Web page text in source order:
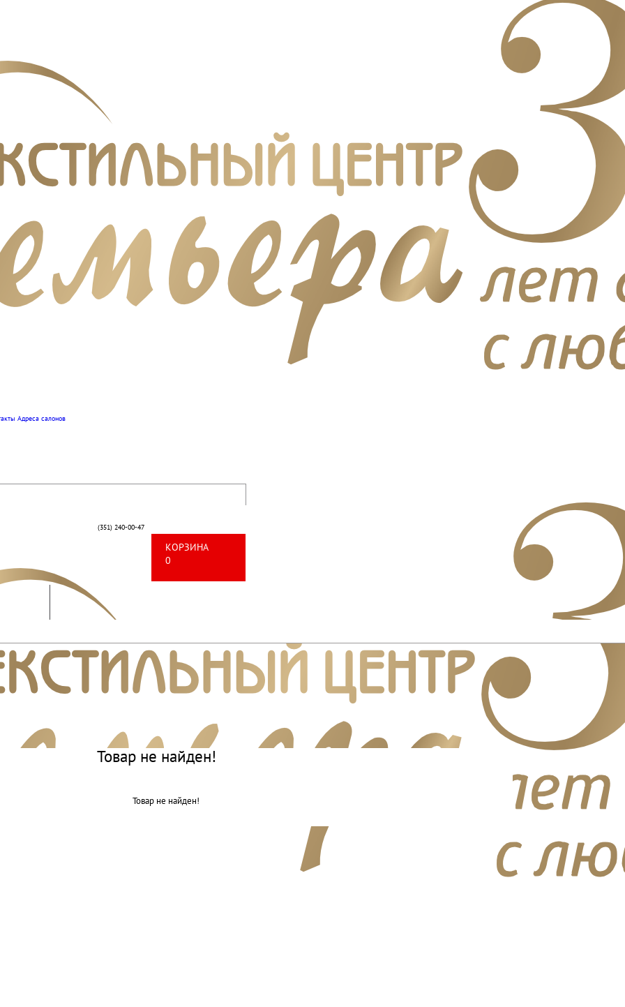
Адреса салонов
(351) 240-00-47
КОРЗИНА
0
Оптом
Товар не найден!
Товар не найден!